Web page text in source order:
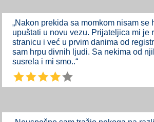
„Nakon prekida sa momkom nisam se
upuštati u novu vezu. Prijateljica mi je
stranicu i već u prvim danima od
sam hrpu divnih ljudi. Sa nekima od
susrela i mi smo..“